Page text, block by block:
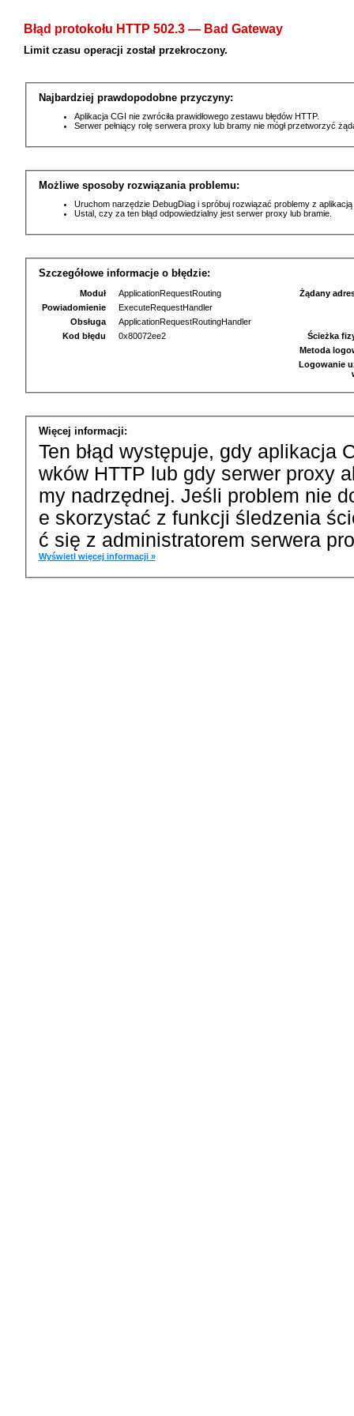
Błąd protokołu HTTP 502.3 — Bad Gateway
Limit czasu operacji został przekroczony.
Najbardziej prawdopodobne przyczyny:
Aplikacja CGI nie zwróciła prawidłowego zestawu błędów HTTP.
Serwer pełniący rolę serwera proxy lub bramy nie mógł przetworzyć
Możliwe sposoby rozwiązania problemu:
Uruchom narzędzie DebugDiag i spróbuj rozwiązać problemy z
Ustal, czy za ten błąd odpowiedzialny jest serwer proxy lub bramie.
Szczegółowe informacje o błędzie:
Moduł
ApplicationRequestRouting
Powiadomienie
ExecuteRequestHandler
Obsługa
ApplicationRequestRoutingHandler
Kod błędu
0x80072ee2
Żądany
Ścieżka
Metoda
Logowanie
Więcej informacji:
Ten błąd występuje, gdy aplikacja
wków HTTP lub gdy serwer proxy
my nadrzędnej. Jeśli problem nie
e skorzystać z funkcji śledzenia
ć się z administratorem serwera
Wyświetl więcej informacji »